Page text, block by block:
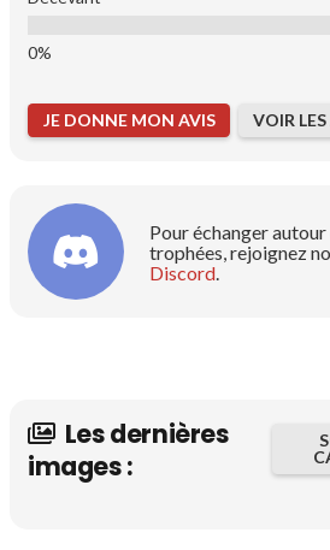
JE DONNE MON AVIS VOIR
Pour échanger autour
trophées, rejoignez
Discord
Les dernières
images :